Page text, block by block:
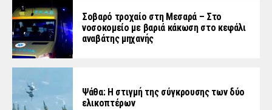
Σοβαρό τροχαίο στη Μεσαρά – Στο
νοσοκομείο με βαριά κάκωση στο κεφάλι
αναβάτης μηχανής
Ψάθα: Η στιγμή της σύγκρουσης των δύο
ελικοπτέρων